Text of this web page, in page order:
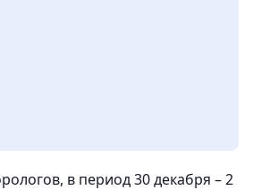
в период 30 декабря – 2